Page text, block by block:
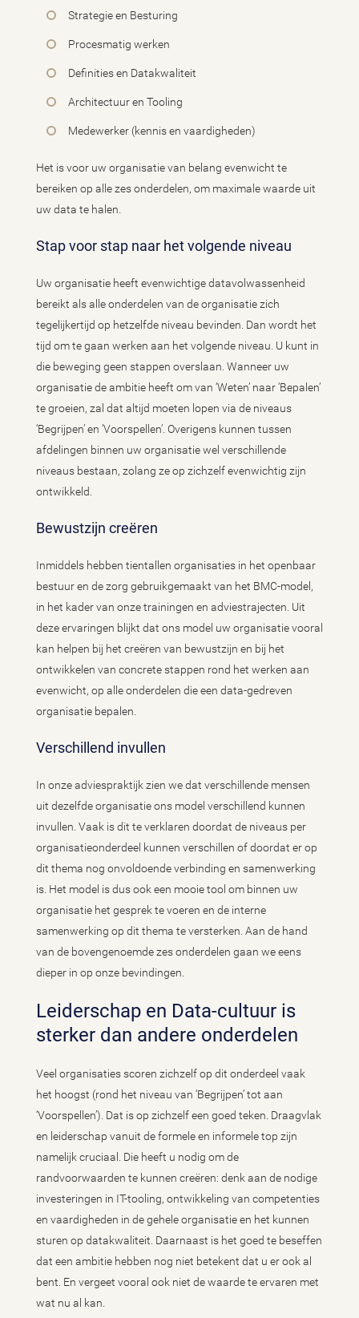
Strategie en Besturing
Procesmatig werken
Definities en Datakwaliteit
Architectuur en Tooling
Medewerker (kennis en vaardigheden)
Het is voor uw organisatie van belang evenwicht te
bereiken op alle zes onderdelen, om maximale waarde uit
uw data te halen.
Stap voor stap naar het volgende niveau
Uw organisatie heeft evenwichtige datavolwassenheid
bereikt als alle onderdelen van de organisatie zich
tegelijkertijd op hetzelfde niveau bevinden. Dan wordt het
tijd om te gaan werken aan het volgende niveau. U kunt in
die beweging geen stappen overslaan. Wanneer uw
organisatie de ambitie heeft om van ‘Weten’ naar ‘Bepalen’
te groeien, zal dat altijd moeten lopen via de niveaus
‘Begrijpen’ en ’Voorspellen’. Overigens kunnen tussen
afdelingen binnen uw organisatie wel verschillende
niveaus bestaan, zolang ze op zichzelf evenwichtig zijn
ontwikkeld.
Bewustzijn creëren
Inmiddels hebben tientallen organisaties in het openbaar
bestuur en de zorg gebruikgemaakt van het BMC-model,
in het kader van onze trainingen en adviestrajecten. Uit
deze ervaringen blijkt dat ons model uw organisatie vooral
kan helpen bij het creëren van bewustzijn en bij het
ontwikkelen van concrete stappen rond het werken aan
evenwicht, op alle onderdelen die een data-gedreven
organisatie bepalen.
Verschillend invullen
In onze adviespraktijk zien we dat verschillende mensen
uit dezelfde organisatie ons model verschillend kunnen
invullen. Vaak is dit te verklaren doordat de niveaus per
organisatieonderdeel kunnen verschillen of doordat er op
dit thema nog onvoldoende verbinding en samenwerking
is. Het model is dus ook een mooie tool om binnen uw
organisatie het gesprek te voeren en de interne
samenwerking op dit thema te versterken. Aan de hand
van de bovengenoemde zes onderdelen gaan we eens
dieper in op onze bevindingen.
Leiderschap en Data-cultuur is
sterker dan andere onderdelen
Veel organisaties scoren zichzelf op dit onderdeel vaak
het hoogst (rond het niveau van ‘Begrijpen’ tot aan
‘Voorspellen’). Dat is op zichzelf een goed teken. Draagvlak
en leiderschap vanuit de formele en informele top zijn
namelijk cruciaal. Die heeft u nodig om de
randvoorwaarden te kunnen creëren: denk aan de nodige
investeringen in IT-tooling, ontwikkeling van competenties
en vaardigheden in de gehele organisatie en het kunnen
sturen op datakwaliteit. Daarnaast is het goed te beseffen
dat een ambitie hebben nog niet betekent dat u er ook al
bent. En vergeet vooral ook niet de waarde te ervaren met
wat nu al kan.